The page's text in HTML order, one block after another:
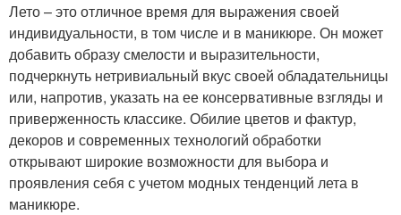
Лето – это отличное время для выражения своей
индивидуальности, в том числе и в маникюре. Он может
добавить образу смелости и выразительности,
подчеркнуть нетривиальный вкус своей обладательницы
или, напротив, указать на ее консервативные взгляды и
приверженность классике. Обилие цветов и фактур,
декоров и современных технологий обработки
открывают широкие возможности для выбора и
проявления себя с учетом модных тенденций лета в
маникюре.